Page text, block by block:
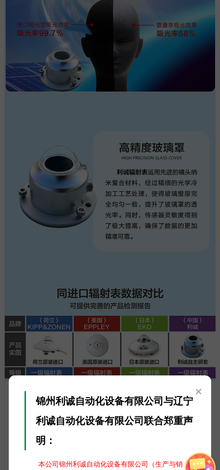
×
锦州利诚自动化设备有限公司与辽宁
利诚自动化设备有限公司联合郑重声
明：
本公司锦州利诚自动化设备有限公司（生产与销